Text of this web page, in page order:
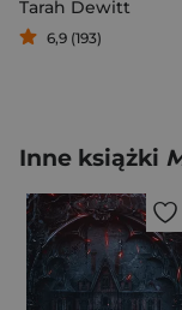
Tarah Dewitt
6,9 (193)
Inne książki